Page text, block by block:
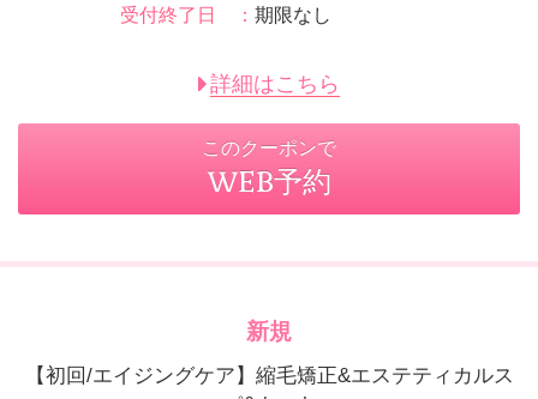
受付終了日 ： 期限なし
詳細はこちら
このクーポンで
WEB予約
新規
【初回/エイジングケア】縮毛矯正&エステティカルス